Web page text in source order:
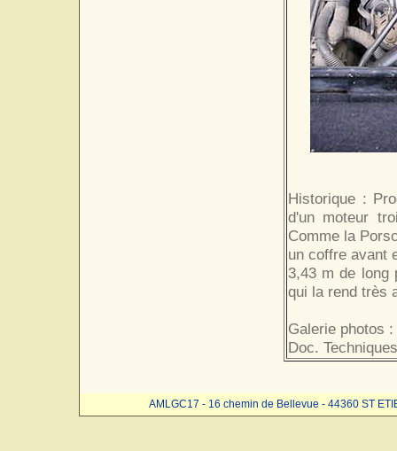
Historique :
d'un moteur
Comme la
un coffre avant
3,43 m de long
qui la rend très
Galerie photos :
Doc.
AMLGC17 - 16 chemin de Bellevue - 44360 ST